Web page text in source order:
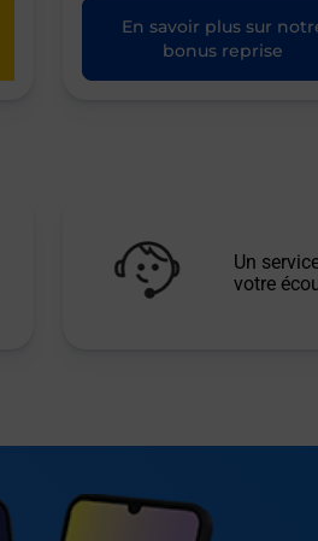
En savoir plus sur
bonus reprise
Un
votre